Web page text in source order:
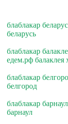
блаблакар
беларусь
блаблакар
едем.рф балаклея
блаблакар
белгород
блаблакар
барнаул